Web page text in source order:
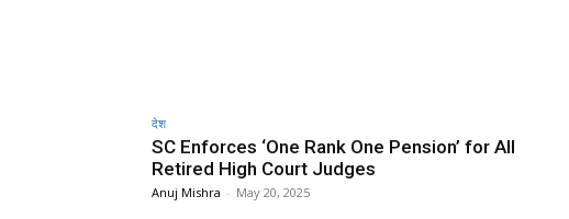
देश
SC Enforces ‘One Rank One Pension’ for All
Retired High Court Judges
Anuj Mishra - May 20, 2025